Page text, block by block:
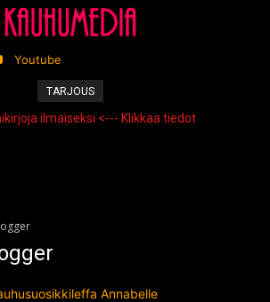
Youtube
TARJOUS
ilmaiseksi <--- Klikkaa tiedot